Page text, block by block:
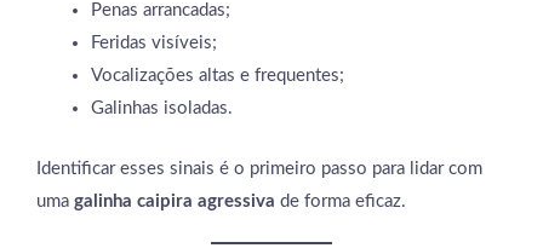
Penas arrancadas;
Feridas visíveis;
Vocalizações altas e frequentes;
Galinhas isoladas.
Identificar esses sinais é o primeiro passo para lidar com
uma galinha caipira agressiva de forma eficaz.